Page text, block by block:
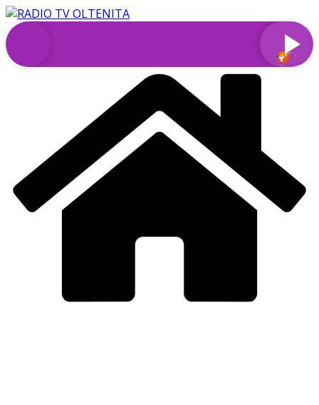
Sari
la
conținut